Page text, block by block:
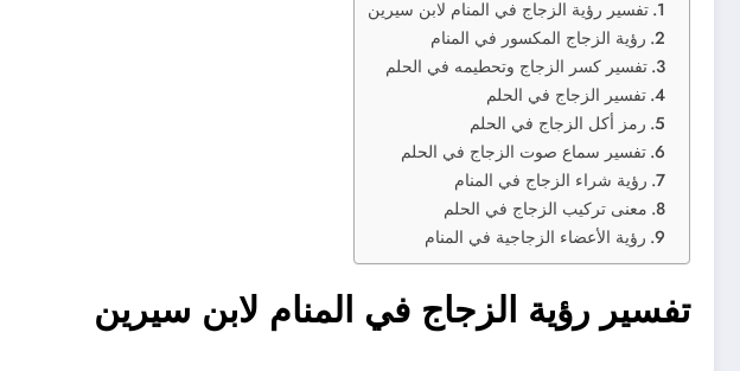
تفسير رؤية الزجاج في المنام لابن سيرين
رؤية الزجاج المكسور في المنام
تفسير كسر الزجاج وتحطيمه في الحلم
تفسير الزجاج في الحلم
رمز أكل الزجاج في الحلم
تفسير سماع صوت الزجاج في الحلم
رؤية شراء الزجاج في المنام
معنى تركيب الزجاج في الحلم
رؤية الأعضاء الزجاجية في المنام
تفسير رؤية الزجاج في المنام لابن سيرين